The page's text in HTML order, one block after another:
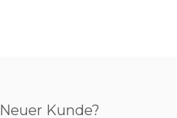
Neuer Kunde?